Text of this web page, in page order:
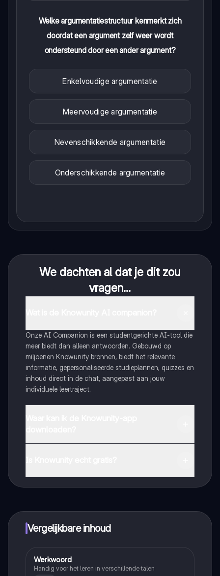
Welke argumentatiestructuur kenmerkt zich
doordat een argument zelf weer wordt
ondersteund door een ander argument?
Enkelvoudige argumentatie
Meervoudige argumentatie
Nevenschikkende argumentatie
Onderschikkende argumentatie
We dachten al dat je dit zou
vragen...
Onze AI Companion is een studentgerichte AI-tool die
meer biedt dan alleen antwoorden. Gebouwd op
miljoenen Knowunity bronnen, biedt het relevante
informatie, gepersonaliseerde studieplannen, quizzes en
inhoud direct in de chat, aangepast aan jouw
individuele leertraject.
Vergelijkbare inhoud
Duits
Werkwoord
Handig voor het leren in verschillende talen